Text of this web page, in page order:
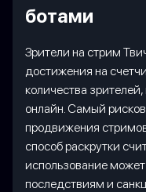
ботами
Зрители на стрим
достижения на
количества
онлайн. Самый
продвижения стримов
способ раскрутки
использование
последствиям и